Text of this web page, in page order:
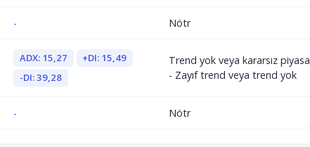
- Nötr
ADX: 15,27
+DI: 15,49
-DI: 39,28
Trend yok veya kararsız piyasa
- Zayıf trend veya trend yok
- Nötr